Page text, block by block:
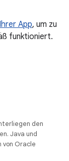
App, um zu
funktioniert.
den
Java und
von Oracle